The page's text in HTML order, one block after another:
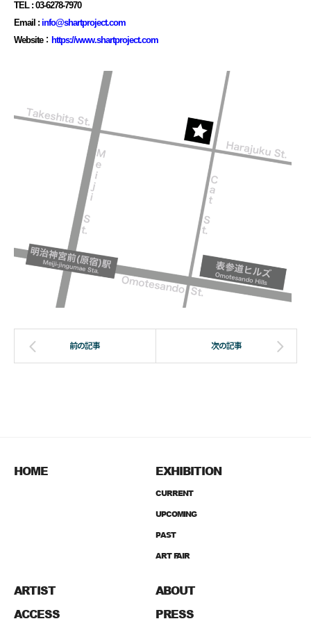
TEL : 03-6278-7970
Email : info@shartproject.com
Website： https://www.shartproject.com
HOME EXHIBITION
CURRENT
UPCOMING
PAST
ART FAIR
ARTIST
ABOUT
ACCESS
PRESS